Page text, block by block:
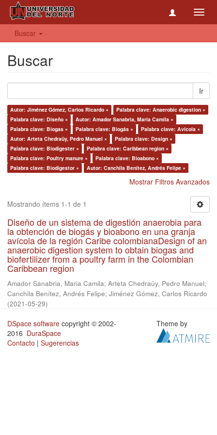
Buscar
Buscar
Ir
Autor: Jiménez Gómez, Carlos Ricardo ×
Palabra clave: Anaerobic digestion ×
Palabra clave: Diseño ×
Autor: Amador Sanabria, Maria Camila ×
Palabra clave: Biogas ×
Palabra clave: Biogás ×
Palabra clave: Avícola ×
Autor: Arteta Chedraüy, Pedro Manuel ×
Palabra clave: Design ×
Palabra clave: Biodigester ×
Palabra clave: Caribbean region ×
Palabra clave: Poultry manure ×
Palabra clave: Bioabono ×
Palabra clave: Biodigestor ×
Autor: Canchila Benítez, Andrés Felipe ×
Mostrar Filtros Avanzados
Mostrando ítems 1-1 de 1
Diseño de un sistema de digestión anaerobia para
la obtención de biogás y bioabono en una granja
avícola de la región Caribe colombianaDesign of an
anaerobic digestion system to obtain biogas and
biofertilizer from a poultry farm in the Colombian
Caribbean region
Amador Sanabria, Maria Camila; Arteta Chedraüy, Pedro Manuel;
Canchila Benítez, Andrés Felipe; Jiménez Gómez, Carlos Ricardo
(2021-05-29)
DSpace software copyright © 2002-
2016 DuraSpace
Contacto | Sugerencias
Theme by